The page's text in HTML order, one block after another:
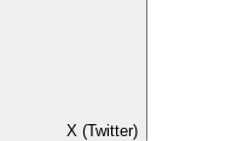
X (Twitter)